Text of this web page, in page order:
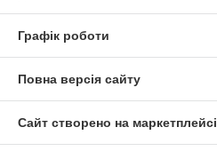
Графік роботи
Повна версія сайту
Сайт створено на маркетплейсі